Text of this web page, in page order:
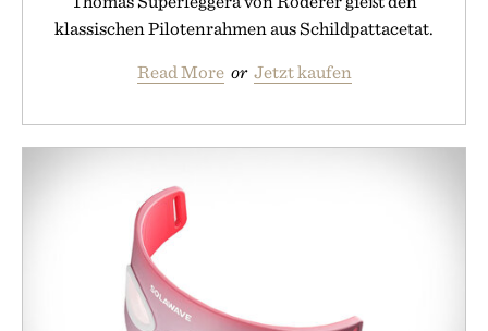
klassischen Pilotenrahmen aus Schildpattacetat.
Read More or Jetzt kaufen